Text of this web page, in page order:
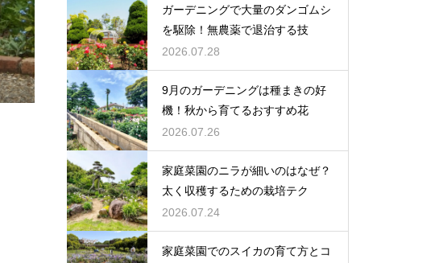
ガーデニングで大量のダンゴムシ
を駆除！無農薬で退治する技
2026.07.28
9月のガーデニングは種まきの好
機！秋から育てるおすすめ花
2026.07.26
家庭菜園のニラが細いのはなぜ？
太く収穫するための栽培テク
2026.07.24
家庭菜園でのスイカの育て方とコ